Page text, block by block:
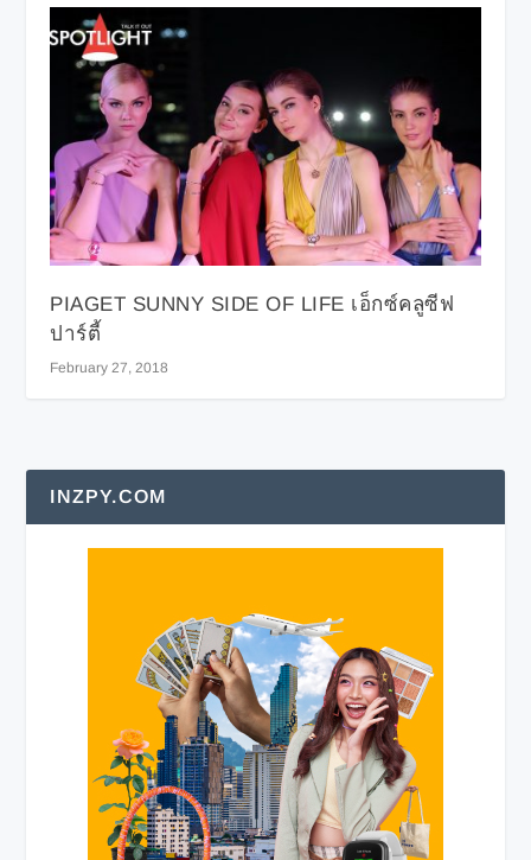
PIAGET SUNNY SIDE OF LIFE เอ็กซ์คลูซีฟ
ปาร์ตี้
February 27, 2018
INZPY.COM